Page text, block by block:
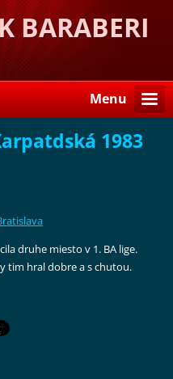
BARABERI
Menu
1983
druhe miesto v 1. BA lige.
tim hral dobre a s chutou.